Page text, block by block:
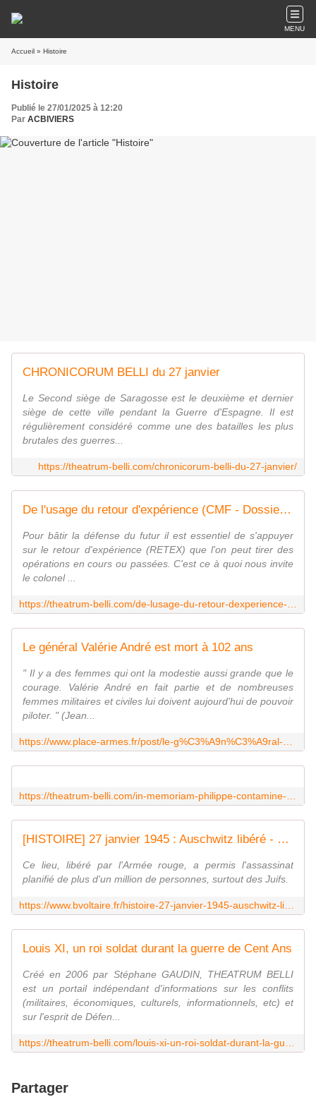
MENU
Accueil » Histoire
Histoire
Publié le 27/01/2025 à 12:20
Par ACBIVIERS
CHRONICORUM BELLI du 27 janvier
Le Second siège de Saragosse est le deuxième et dernier
siège de cette ville pendant la Guerre d'Espagne. Il est
régulièrement considéré comme une des batailles les plus
brutales des guerres...
https://theatrum-belli.com/chronicorum-belli-du-27-janvier/
De l'usage du retour d'expérience (CMF - Dossier 31)
Pour bâtir la défense du futur il est essentiel de s'appuyer
sur le retour d'expérience (RETEX) que l'on peut tirer des
opérations en cours ou passées. C'est ce à quoi nous invite
le colonel ...
Le général Valérie André est mort à 102 ans
" Il y a des femmes qui ont la modestie aussi grande que le
courage. Valérie André en fait partie et de nombreuses
femmes militaires et civiles lui doivent aujourd'hui de pouvoir
piloter. " (Jean...
[HISTOIRE] 27 janvier 1945 : Auschwitz libéré - Boulevard Voltaire
Ce lieu, libéré par l'Armée rouge, a permis l'assassinat
planifié de plus d'un million de personnes, surtout des Juifs.
Louis XI, un roi soldat durant la guerre de Cent Ans
Créé en 2006 par Stéphane GAUDIN, THEATRUM BELLI
est un portail indépendant d'informations sur les conflits
(militaires, économiques, culturels, informationnels, etc) et
sur l'esprit de Défen...
Partager